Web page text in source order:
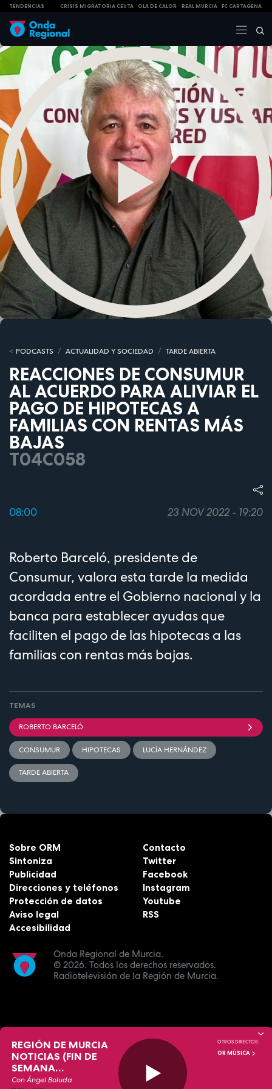
TENDENCIAS CRISIS MIGRATORIA CEUTA OLA DE CALOR REAL MURCIA FC CARTAGENA
PODCASTS ACTUALIDAD Y SOCIEDAD TARDE ABIERTA
REACCIONES DE CONSUMUR
AL ACUERDO PARA ALIVIAR EL
PAGO DE HIPOTECAS A
FAMILIAS CON RENTAS MÁS
BAJAS
T04C058
08:00 23 NOV 2022 - 19:20
Roberto Barceló, presidente de
Consumur, valora esta tarde la medida
acordada entre el Gobierno nacional y la
banca para establecer ayudas que
faciliten el pago de las hipotecas a las
familias con rentas más bajas.
TEMAS
ROBERTO BARCELÓ
CONSUMUR HIPOTECAS LUCÍA HERNÁNDEZ
TARDE ABIERTA
Onda Regional de Murcia.
© 2026. Todos los derechos reservados.
Radiotelevisión de la Región de Murcia.
Sobre ORM
Sintoniza
Publicidad
Direcciones y teléfonos
Protección de datos
Aviso legal
Accesibilidad
Contacto
Twitter
Facebook
Instagram
Youtube
RSS
REGIÓN DE MURCIA
NOTICIAS (FIN DE
SEMANA
MEDIODÍA)
Con Ángel Boluda
OTROS DIRECTOS:
OR MÚSICA